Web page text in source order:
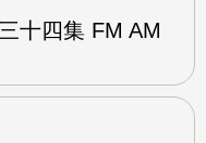
十四集 FM AM